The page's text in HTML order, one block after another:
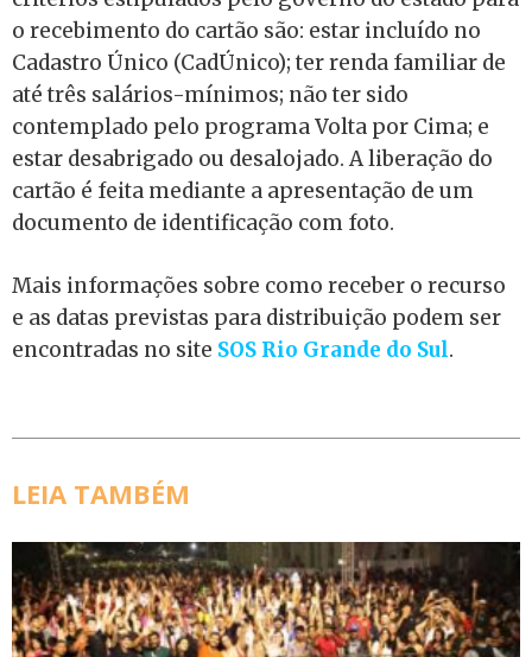
o recebimento do cartão são: estar incluído no
Cadastro Único (CadÚnico); ter renda familiar de
até três salários-mínimos; não ter sido
contemplado pelo programa Volta por Cima; e
estar desabrigado ou desalojado. A liberação do
cartão é feita mediante a apresentação de um
documento de identificação com foto.
Mais informações sobre como receber o recurso
e as datas previstas para distribuição podem ser
encontradas no site SOS Rio Grande do Sul.
LEIA TAMBÉM